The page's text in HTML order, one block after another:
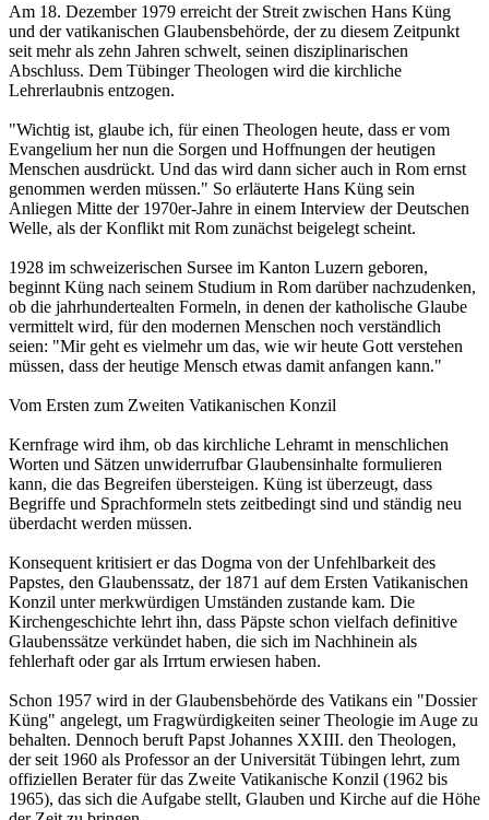
Am 18. Dezember 1979 erreicht der Streit zwischen Hans Küng
und der vatikanischen Glaubensbehörde, der zu diesem Zeitpunkt
seit mehr als zehn Jahren schwelt, seinen disziplinarischen
Abschluss. Dem Tübinger Theologen wird die kirchliche
Lehrerlaubnis entzogen.
"Wichtig ist, glaube ich, für einen Theologen heute, dass er vom
Evangelium her nun die Sorgen und Hoffnungen der heutigen
Menschen ausdrückt. Und das wird dann sicher auch in Rom ernst
genommen werden müssen." So erläuterte Hans Küng sein
Anliegen Mitte der 1970er-Jahre in einem Interview der Deutschen
Welle, als der Konflikt mit Rom zunächst beigelegt scheint.
1928 im schweizerischen Sursee im Kanton Luzern geboren,
beginnt Küng nach seinem Studium in Rom darüber nachzudenken,
ob die jahrhundertealten Formeln, in denen der katholische Glaube
vermittelt wird, für den modernen Menschen noch verständlich
seien: "Mir geht es vielmehr um das, wie wir heute Gott verstehen
müssen, dass der heutige Mensch etwas damit anfangen kann."
Vom Ersten zum Zweiten Vatikanischen Konzil
Kernfrage wird ihm, ob das kirchliche Lehramt in menschlichen
Worten und Sätzen unwiderrufbar Glaubensinhalte formulieren
kann, die das Begreifen übersteigen. Küng ist überzeugt, dass
Begriffe und Sprachformeln stets zeitbedingt sind und ständig neu
überdacht werden müssen.
Konsequent kritisiert er das Dogma von der Unfehlbarkeit des
Papstes, den Glaubenssatz, der 1871 auf dem Ersten Vatikanischen
Konzil unter merkwürdigen Umständen zustande kam. Die
Kirchengeschichte lehrt ihn, dass Päpste schon vielfach definitive
Glaubenssätze verkündet haben, die sich im Nachhinein als
fehlerhaft oder gar als Irrtum erwiesen haben.
Schon 1957 wird in der Glaubensbehörde des Vatikans ein "Dossier
Küng" angelegt, um Fragwürdigkeiten seiner Theologie im Auge zu
behalten. Dennoch beruft Papst Johannes XXIII. den Theologen,
der seit 1960 als Professor an der Universität Tübingen lehrt, zum
offiziellen Berater für das Zweite Vatikanische Konzil (1962 bis
1965), das sich die Aufgabe stellt, Glauben und Kirche auf die Höhe